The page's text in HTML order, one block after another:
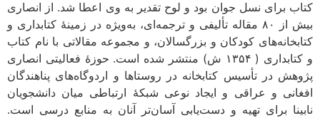
کتاب برای نسل جوان بود و لوح تقدیر به وی اعطا شد. از انصاری
بیش از ۸۰ مقاله تألیفی و ترجمه‌ای، به‌ویژه در زمینۀ کتابداری و
کتابخانه‌های کودکان و بزرگسالان، و مجموعه مقالاتی با نام کتاب
و کتابداری ( ۱۳۵۴ ش) منتشر شده است. حوزۀ فعالیتی انصاری
پژوهش در تأسیس کتابخانه در روستا‌ها و اردوگاه‌های پناهندگان
افغانی و عراقی و ایجاد نوعی شبکۀ ارتباطی میان دانشجویان
نابینا برای تهیه و دست‌یابی آسان‌تر آنان به منابع درسی است.